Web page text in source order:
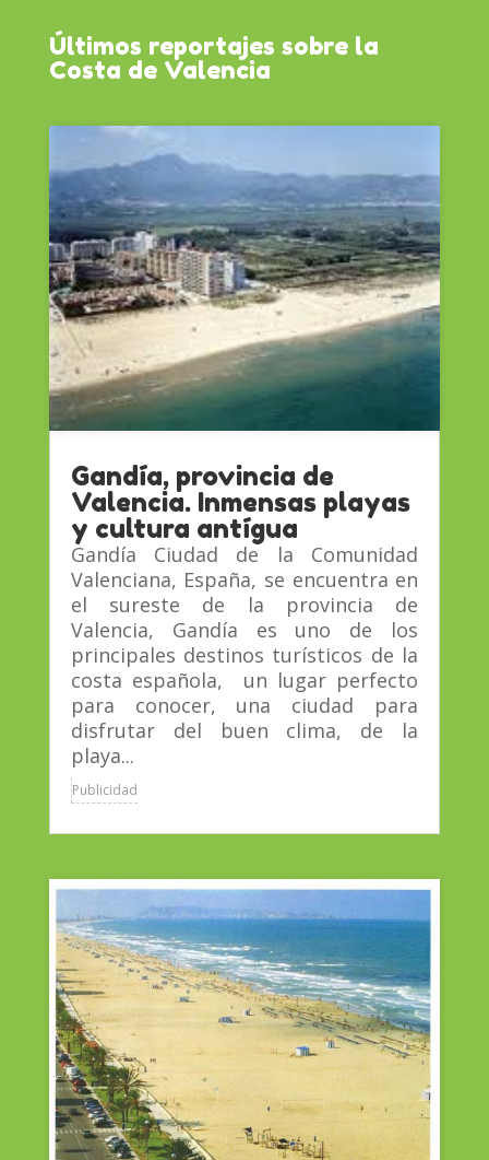
Últimos reportajes sobre la
Costa de Valencia
Gandía, provincia de
Valencia. Inmensas playas
y cultura antígua
Gandía Ciudad de la Comunidad
Valenciana, España, se encuentra en
el sureste de la provincia de
Valencia, Gandía es uno de los
principales destinos turísticos de la
costa española, un lugar perfecto
para conocer, una ciudad para
disfrutar del buen clima, de la
playa...
Publicidad